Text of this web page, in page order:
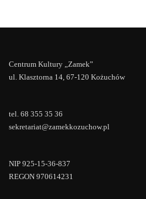
Centrum Kultury „Zamek”
ul. Klasztorna 14, 67-120 Kożuchów
tel. 68 355 35 36
sekretariat@zamekkozuchow.pl
NIP 925-15-36-837
REGON 970614231